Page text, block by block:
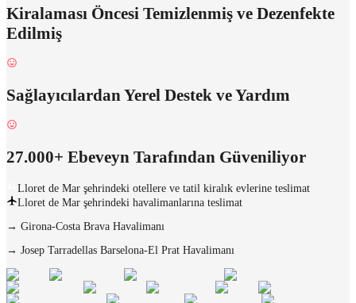
Kiralaması Öncesi Temizlenmiş ve Dezenfekte
Edilmiş
Sağlayıcılardan Yerel Destek ve Yardım
27.000+ Ebeveyn Tarafından Güveniliyor
Lloret de Mar şehrindeki otellere ve tatil kiralık evlerine teslimat
Lloret de Mar şehrindeki havalimanlarına teslimat
→ Girona-Costa Brava Havalimanı
→ Josep Tarradellas Barselona-El Prat Havalimanı